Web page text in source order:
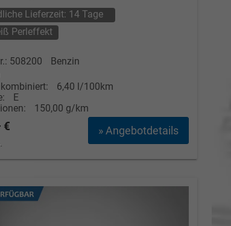
Lieferzeit: 14 Tage
Perleffekt
508200
Benzin
6,40 l/100km
E
150,00 g/km
» Angebotdetails
€